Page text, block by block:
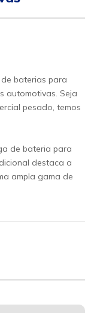
baterias para
automotivas. Seja
pesado, temos
de bateria para
destaca a
ampla gama de